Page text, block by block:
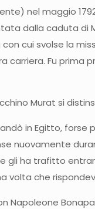
nel maggio
dalla caduta di
cui svolse la
carriera. Fu
Murat si
in Egitto,
nuovamente
gli ha trafitto
volta che
Napoleone